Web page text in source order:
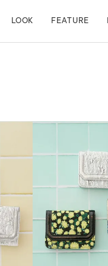
LOOK FEATURE